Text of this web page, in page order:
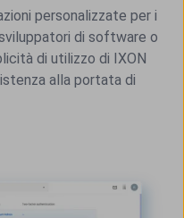
personalizzate per i
di software o
di utilizzo di IXON
alla portata di